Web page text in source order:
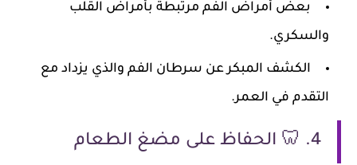
بعض أمراض الفم مرتبطة بأمراض القلب
والسكري.
الكشف المبكر عن سرطان الفم والذي يزداد مع
التقدم في العمر.
4. 🦷 الحفاظ على مضغ الطعام